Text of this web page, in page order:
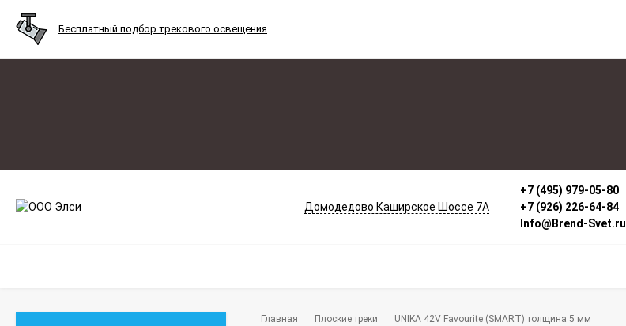
Бесплатный подбор трекового освещения
Домодедово Каширское Шоссе 7А
+7 (495) 979-05-80
+7 (926) 226-64-84
Info@Brend-Svet.ru
Главная Плоские треки
UNIKA 42V Favourite (SMART) толщина 5 мм